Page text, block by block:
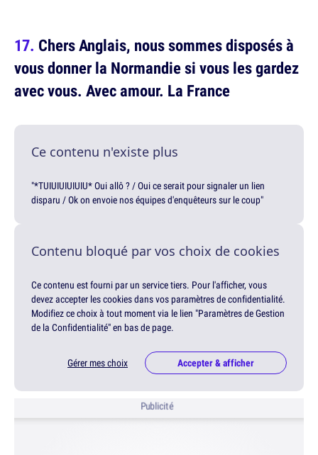
Chers Anglais, nous sommes disposés à
vous donner la Normandie si vous les gardez
avec vous. Avec amour. La France
Ce contenu n'existe plus
"*TUIUIUIUIUIU* Oui allô ? / Oui ce serait pour signaler un lien
disparu / Ok on envoie nos équipes d'enquêteurs sur le coup"
Contenu bloqué par vos choix de cookies
Ce contenu est fourni par un service tiers. Pour l'afficher, vous
devez accepter les cookies dans vos paramètres de confidentialité.
Modifiez ce choix à tout moment via le lien "Paramètres de Gestion
de la Confidentialité" en bas de page.
Gérer mes choix Accepter & afficher
Publicité